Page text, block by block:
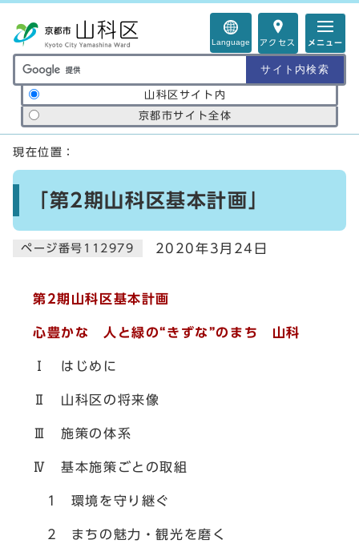
Language アクセス メニュー
サイト内検索の範囲
山科区サイト内
京都市サイト全体
ここから本文です
現在位置：
「第2期山科区基本計画」
ページ番号112979 2020年3月24日
第2期山科区基本計画
心豊かな 人と緑の“きずな”のまち 山科
Ⅰ はじめに
Ⅱ 山科区の将来像
Ⅲ 施策の体系
Ⅳ 基本施策ごとの取組
1 環境を守り継ぐ
2 まちの魅力・観光を磨く